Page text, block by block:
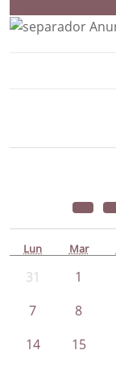
Lun Mar
31 1
7
8
14
15